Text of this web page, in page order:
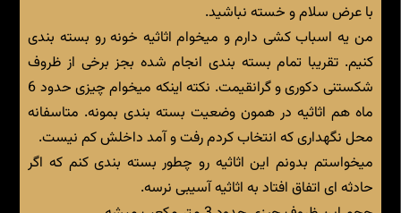
با عرض سلام و خسته نباشید.
من یه اسباب کشی دارم و میخوام اثاثیه خونه رو بسته بندی
کنیم. تقریبا تمام بسته بندی انجام شده بجز برخی از ظروف
شکستنی دکوری و گرانقیمت. نکته اینکه میخوام چیزی حدود 6
ماه هم اثاثیه در همون وضعیت بسته بندی بمونه. متاسفانه
محل نگهداری که انتخاب کردم رفت و آمد داخلش کم نیست.
میخواستم بدونم این اثاثیه رو چطور بسته بندی کنم که اگر
حادثه ای اتفاق افتاد به اثاثیه آسیبی نرسه.